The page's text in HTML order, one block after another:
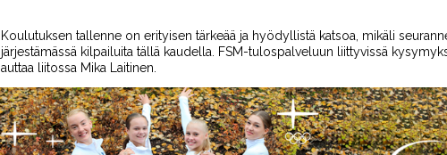
Koulutuksen tallenne on erityisen tärkeää ja hyödyllistä katsoa, mikäli
järjestämässä kilpailuita tällä kaudella.
FSM-tulospalveluun liittyvissä
auttaa liitossa Mika Laitinen.